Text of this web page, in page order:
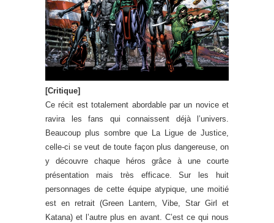
[Critique]
Ce récit est totalement abordable par un novice et
ravira les fans qui connaissent déjà l’univers.
Beaucoup plus sombre que La Ligue de Justice,
celle-ci se veut de toute façon plus dangereuse, on
y découvre chaque héros grâce à une courte
présentation mais très efficace. Sur les huit
personnages de cette équipe atypique, une moitié
est en retrait (Green Lantern, Vibe, Star Girl et
Katana) et l’autre plus en avant. C’est ce qui nous